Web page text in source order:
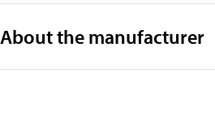
About the manufacturer